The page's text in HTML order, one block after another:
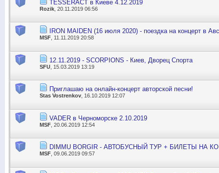
TESSERACT в Киеве 4.12.2019
Rozik , 20.11.2019 06:56
IRON MAIDEN (16 июля 2020) - поездка на концерт в
MSF, 11.11.2019 20:58
12.11.2019 - SCORPIONS - Киев, Дворец Спорта
SFU , 15.03.2019 13:19
Приглашаю на онлайн-концерт авторской песни!
Stas Vostrenkov , 16.10.2019 12:07
VADER в Черноморске 2.10.2019
MSF , 20.06.2019 12:54
DIMMU BORGIR - АВТОБУСНЫЙ ТУР + БИЛЕТЫ НА
MSF , 09.06.2019 09:57